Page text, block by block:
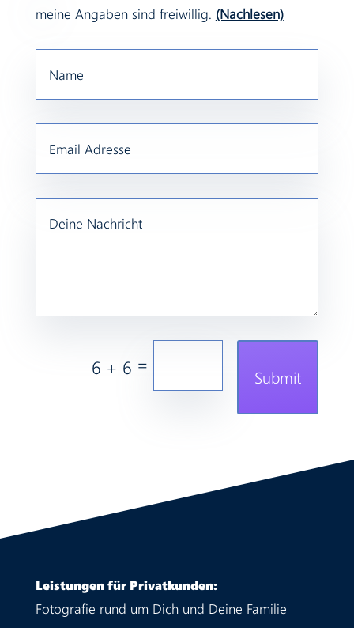
meine Angaben sind freiwillig. (Nachlesen)
6 + 6 =
Submit
Leistungen für Privatkunden:
Fotografie rund um Dich und Deine Familie